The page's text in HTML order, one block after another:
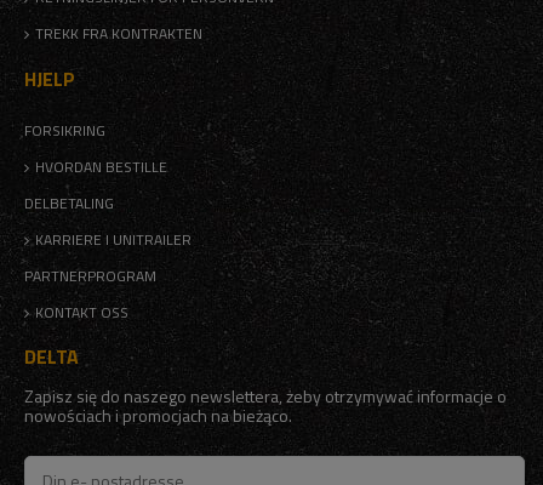
TREKK FRA KONTRAKTEN
HJELP
FORSIKRING
HVORDAN BESTILLE
DELBETALING
KARRIERE I UNITRAILER
PARTNERPROGRAM
KONTAKT OSS
DELTA
Zapisz się do naszego newslettera, żeby otrzymywać informacje o
nowościach i promocjach na bieżąco.